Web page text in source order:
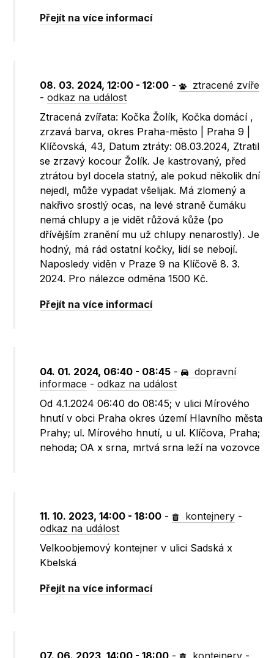
Přejít na více informací
08. 03. 2024, 12:00 - 12:00 -
ztracené zvíře
-odkaz na událost
Ztracená zvířata: Kočka Žolík, Kočka domácí ,
zrzavá barva, okres Praha-město | Praha 9 |
Klíčovská, 43, Datum ztráty: 08.03.2024, Ztratil
se zrzavý kocour Žolík. Je kastrovaný, před
ztrátou byl docela statný, ale pokud několik dní
nejedl, může vypadat všelijak. Má zlomený a
nakřivo srostlý ocas, na levé straně čumáku
nemá chlupy a je vidět růžová kůže (po
dřívějším zranění mu už chlupy nenarostly). Je
hodný, má rád ostatní kočky, lidí se nebojí.
Naposledy viděn v Praze 9 na Klíčově 8. 3.
2024. Pro nálezce odměna 1500 Kč.
Přejít na více informací
04. 01. 2024, 06:40 - 08:45 -
dopravní
informace -odkaz na událost
Od 4.1.2024 06:40 do 08:45; v ulici Mírového
hnutí v obci Praha okres území Hlavního města
Prahy; ul. Mírového hnutí, u ul. Klíčova, Praha;
nehoda; OA x srna, mrtvá srna leží na vozovce
11. 10. 2023, 14:00 - 18:00 - kontejnery -
odkaz na událost
Velkoobjemový kontejner v ulici Sadská x
Kbelská
Přejít na více informací
07. 06. 2023, 14:00 - 18:00 - kontejnery -